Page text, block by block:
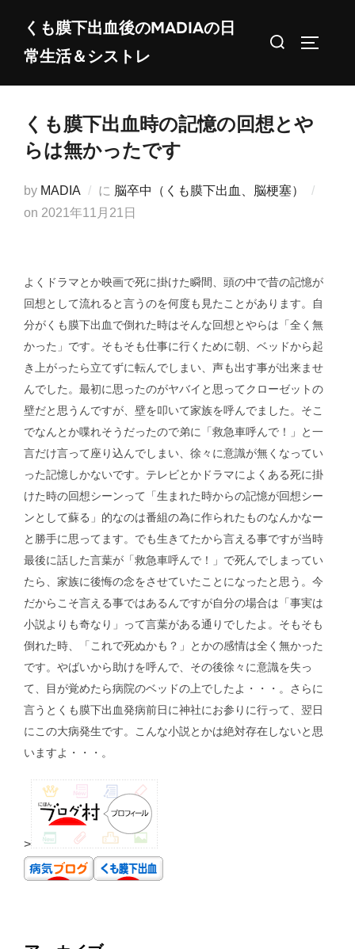
くも膜下出血後のMADIAの日
常生活＆シストレ
検
くも膜下出血時の記憶の回想とや
らは無かったです
by MADIA に 脳卒中（くも膜下出血、脳梗塞）
on 投
2021年11月21日
よくドラマとか映画で死に掛けた瞬間、頭の中で昔の記憶が
回想として流れると言うのを何度も見たことがあります。自
分がくも膜下出血で倒れた時はそんな回想とやらは「全く無
かった」です。そもそも仕事に行くために朝、ベッドから起
き上がったら立てずに転んでしまい、声も出す事が出来ませ
んでした。最初に思ったのがヤバイと思ってクローゼットの
壁だと思うんですが、壁を叩いて家族を呼んでました。そこ
でなんとか喋れそうだったので弟に「救急車呼んで！」と一
言だけ言って座り込んでしまい、徐々に意識が無くなってい
った記憶しかないです。テレビとかドラマによくある死に掛
けた時の回想シーンって「生まれた時からの記憶が回想シー
ンとして蘇る」的なのは番組の為に作られたものなんかなー
と勝手に思ってます。でも生きてたから言える事ですが当時
最後に話した言葉が「救急車呼んで！」で死んでしまってい
たら、家族に後悔の念をさせていたことになったと思う。今
だからこそ言える事ではあるんですが自分の場合は「事実は
小説よりも奇なり」って言葉がある通りでしたよ。そもそも
倒れた時、「これで死ぬかも？」とかの感情は全く無かった
です。やばいから助けを呼んで、その後徐々に意識を失っ
て、目が覚めたら病院のベッドの上でしたよ・・・。さらに
言うとくも膜下出血発病前日に神社にお参りに行って、翌日
にこの大病発生です。こんな小説とかは絶対存在しないと思
いますよ・・・。
>